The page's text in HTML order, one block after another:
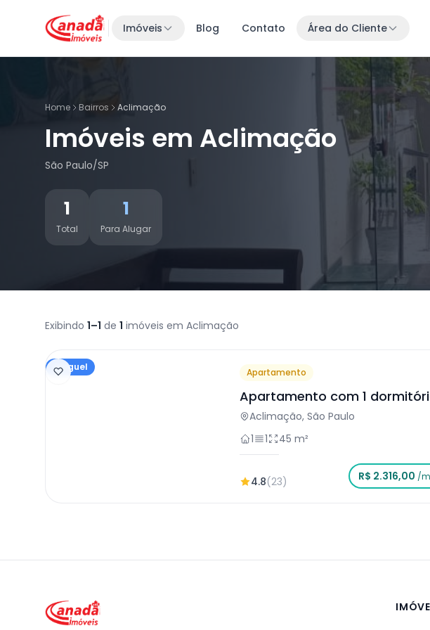
Imóveis Blog Contato Área do Cliente
Home Bairros Aclimação
Imóveis em Aclimação
São Paulo/SP
1
Total
1
Para Alugar
Exibindo 1–1 de 1 imóveis em Aclimação
Aluguel Apartamento
Apartamento com 1
em São Paulo
Aclimação, São Paulo
1
1 45 m²
4.8(23) R$ 2.316,00 /